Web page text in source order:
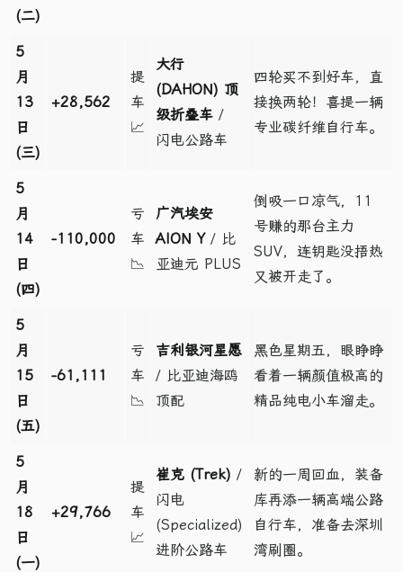
(二)
5
月
13
日
(三)
+28,562
提
车
📈
大行
(DAHON) 顶
级折叠车 /
闪电公路车
四轮买不到好车，直
接换两轮！喜提一辆
专业碳纤维自行车。
5
月
14
日
(四)
-110,000
亏
车
📉
广汽埃安
AION Y/ 比
亚迪元 PLUS
倒吸一口凉气，11
号赚的那台主力
SUV，连钥匙没捂热
又被开走了。
5
月
15
日
(五)
-61,111
亏
车
📉
吉利银河星愿
/ 比亚迪海鸥
顶配
黑色星期五，眼睁睁
看着一辆颜值极高的
精品纯电小车溜走。
5
月
18
日
(一)
+29,766
提
车
📈
崔克 (Trek) /
闪电
(Specialized)
进阶公路车
新的一周回血，装备
库再添一辆高端公路
自行车，准备去深圳
湾刷圈。